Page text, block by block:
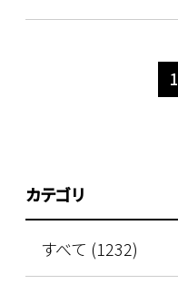
1
カテゴリ
すべて (1232)